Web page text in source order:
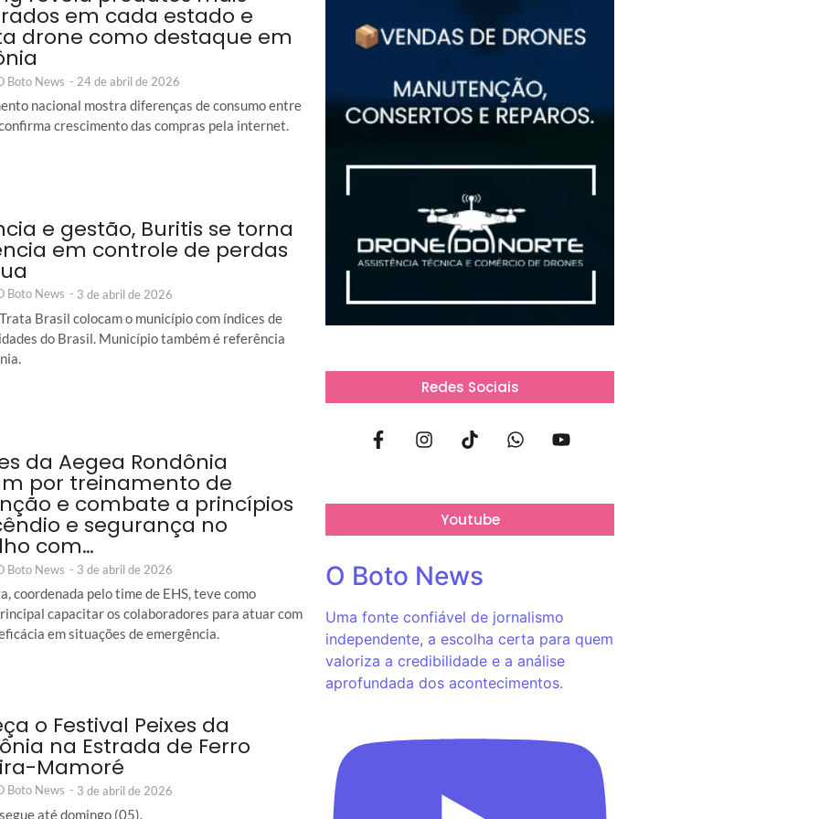
em cada estado e
drone como destaque em
Boto News - 24 de abril de 2026
nacional mostra diferenças de consumo entre
crescimento das compras pela internet.
e gestão, Buritis se torna
em controle de perdas
Boto News - 3 de abril de 2026
Brasil colocam o município com índices de
do Brasil. Município também é referência
da Aegea Rondônia
por treinamento de
e combate a princípios
e segurança no
com…
Boto News - 3 de abril de 2026
coordenada pelo time de EHS, teve como
capacitar os colaboradores para atuar com
em situações de emergência.
o Festival Peixes da
na Estrada de Ferro
Mamoré
Boto News - 3 de abril de 2026
até domingo (05).
Redes Sociais
Youtube
O Boto News
Uma fonte confiável de jornalismo
independente, a escolha certa para quem
valoriza a credibilidade e a análise
aprofundada dos acontecimentos.